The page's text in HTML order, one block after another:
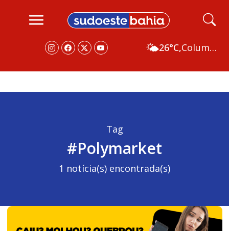
🌤️26°C, Columbus
Tag
#Polymarket
1 notícia(s) encontrada(s)